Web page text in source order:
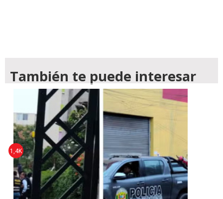
También te puede interesar
1,4K